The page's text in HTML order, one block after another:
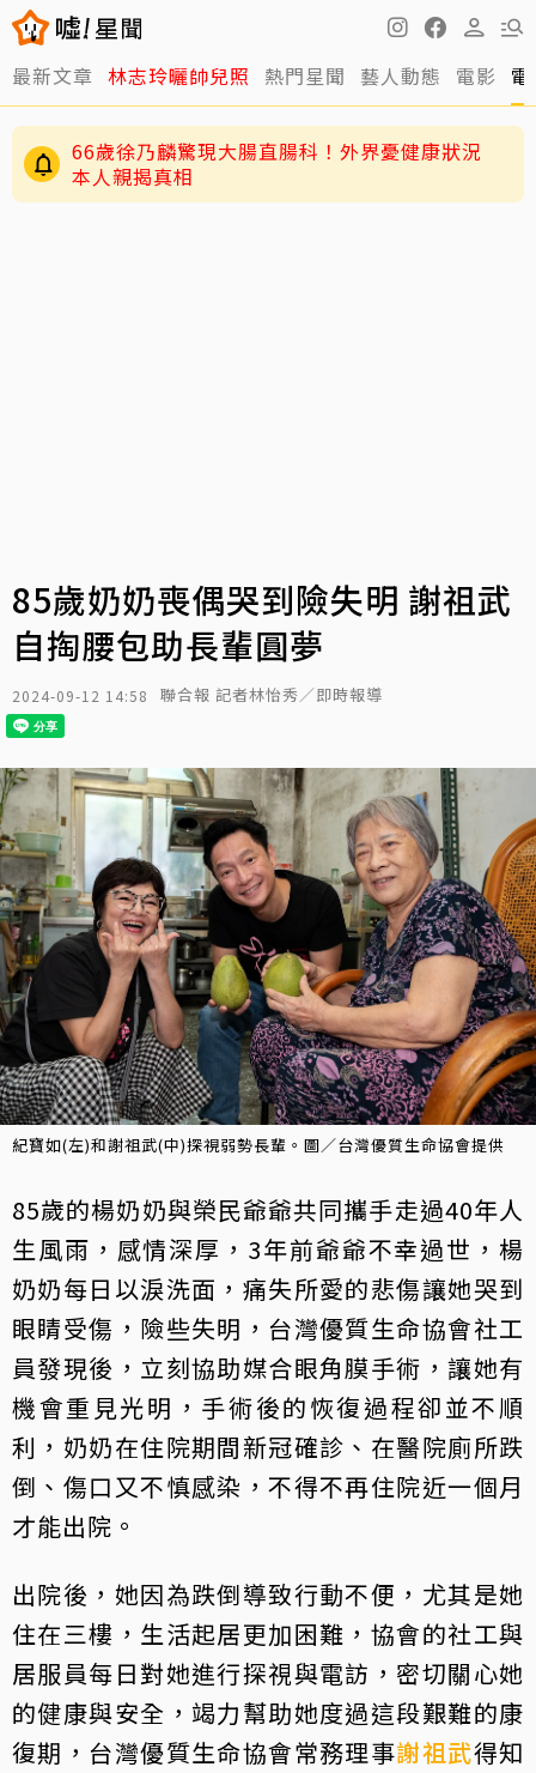
最新文章 林志玲曬帥兒照 熱門星聞 藝人動態 電影
66歲徐乃麟驚現大腸直腸科！外界憂健康狀況
本人親揭真相
85歲奶奶喪偶哭到險失明 謝祖武
自掏腰包助長輩圓夢
2024-09-12 14:58 聯合報 記者林怡秀／即時報導
紀寶如(左)和謝祖武(中)探視弱勢長輩。圖／台灣優質生命協會提供
85歲的楊奶奶與榮民爺爺共同攜手走過40年人
生風雨，感情深厚，3年前爺爺不幸過世，楊
奶奶每日以淚洗面，痛失所愛的悲傷讓她哭到
眼睛受傷，險些失明，台灣優質生命協會社工
員發現後，立刻協助媒合眼角膜手術，讓她有
機會重見光明，手術後的恢復過程卻並不順
利，奶奶在住院期間新冠確診、在醫院廁所跌
倒、傷口又不慎感染，不得不再住院近一個月
才能出院。
出院後，她因為跌倒導致行動不便，尤其是她
住在三樓，生活起居更加困難，協會的社工與
居服員每日對她進行探視與電訪，密切關心她
的健康與安全，竭力幫助她度過這段艱難的康
復期，台灣優質生命協會常務理事謝祖武得知